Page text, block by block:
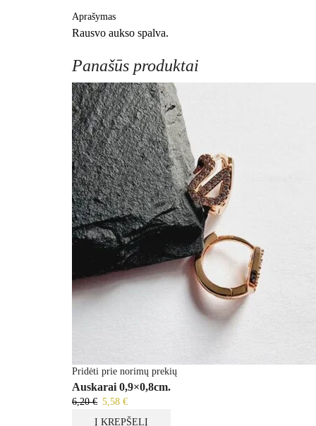
Aprašymas
Rausvo aukso spalva.
Panašūs produktai
Pridėti prie norimų prekių
Auskarai 0,9×0,8cm.
6,20€ Original
price
5,58 €
price
Į KREPŠELĮ